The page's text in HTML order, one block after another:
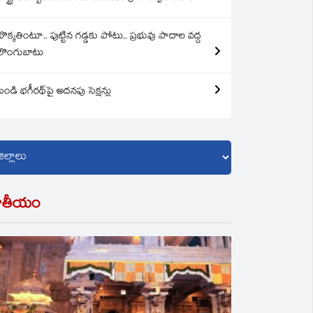
పుట్టిన గడ్డకు పోటు.. ప్రభువు పాదాల వద్ద
భగీరథ్‌పై అదనపు సెక్షన్లు